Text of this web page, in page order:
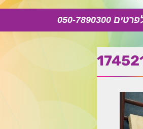
050-7890300